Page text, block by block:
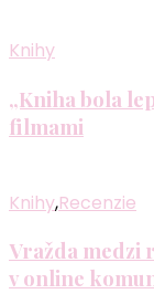
Knihy
„Kniha bola
filmami
Knihy,Recenzie
Vražda medzi
v online